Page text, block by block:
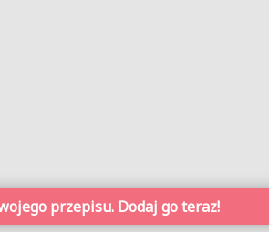
przepisu. Dodaj go teraz!